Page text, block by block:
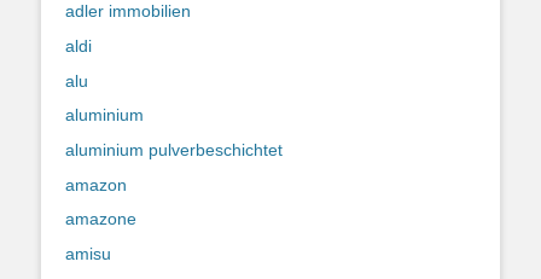
adler immobilien
aldi
alu
aluminium
aluminium pulverbeschichtet
amazon
amazone
amisu